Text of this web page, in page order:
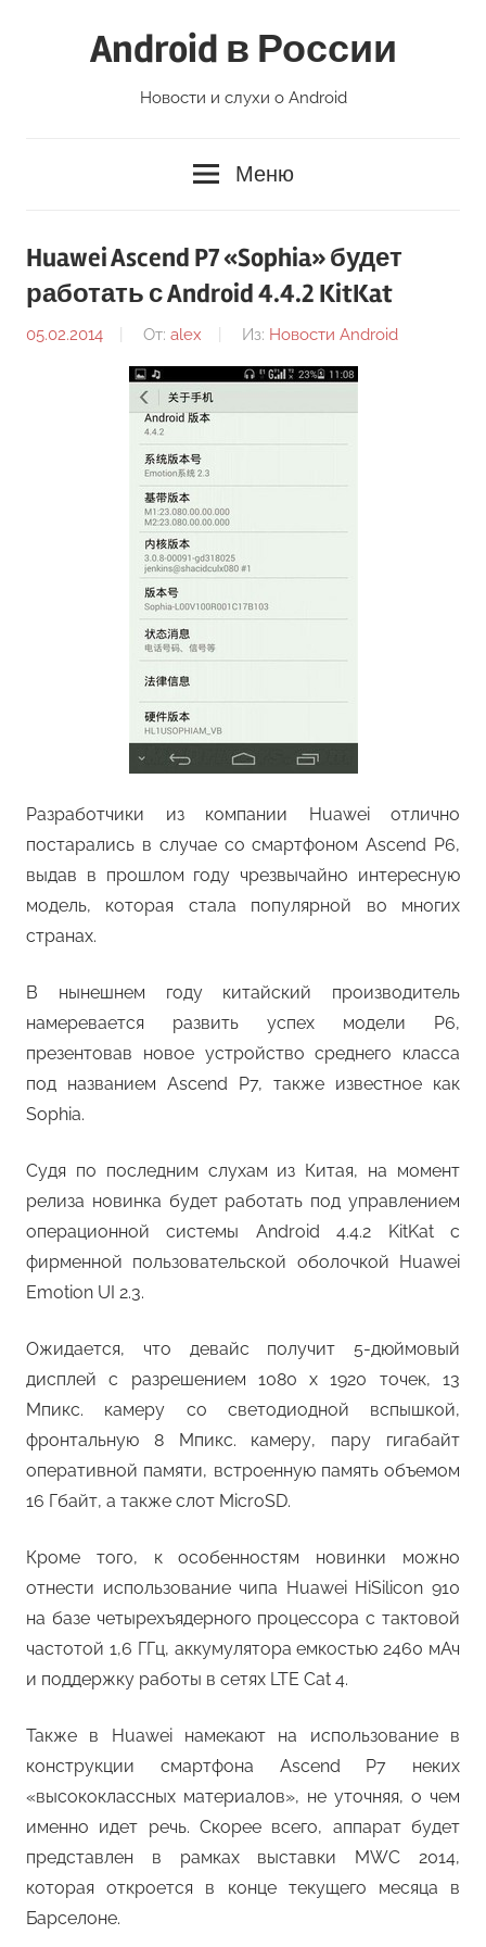
Android в России
Новости и слухи о Android
Меню
Huawei Ascend P7 «Sophia» будет
работать с Android 4.4.2 KitKat
05.02.2014 От: alex Из: Новости Android
Разработчики из компании Huawei отлично
постарались в случае со смартфоном Ascend P6,
выдав в прошлом году чрезвычайно интересную
модель, которая стала популярной во многих
странах.
В нынешнем году китайский производитель
намеревается развить успех модели P6,
презентовав новое устройство среднего класса
под названием Ascend P7, также известное как
Sophia.
Судя по последним слухам из Китая, на момент
релиза новинка будет работать под управлением
операционной системы Android 4.4.2 KitKat с
фирменной пользовательской оболочкой Huawei
Emotion UI 2.3.
Ожидается, что девайс получит 5-дюймовый
дисплей с разрешением 1080 x 1920 точек, 13
Мпикс. камеру со светодиодной вспышкой,
фронтальную 8 Мпикс. камеру, пару гигабайт
оперативной памяти, встроенную память объемом
16 Гбайт, а также слот MicroSD.
Кроме того, к особенностям новинки можно
отнести использование чипа Huawei HiSilicon 910
на базе четырехъядерного процессора с тактовой
частотой 1,6 ГГц, аккумулятора емкостью 2460 мАч
и поддержку работы в сетях LTE Cat 4.
Также в Huawei намекают на использование в
конструкции смартфона Ascend P7 неких
«высококлассных материалов», не уточняя, о чем
именно идет речь. Скорее всего, аппарат будет
представлен в рамках выставки MWC 2014,
которая откроется в конце текущего месяца в
Барселоне.